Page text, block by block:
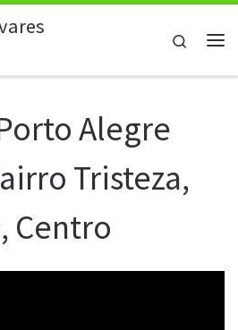
Search
Alegre
Tristeza,
Centro